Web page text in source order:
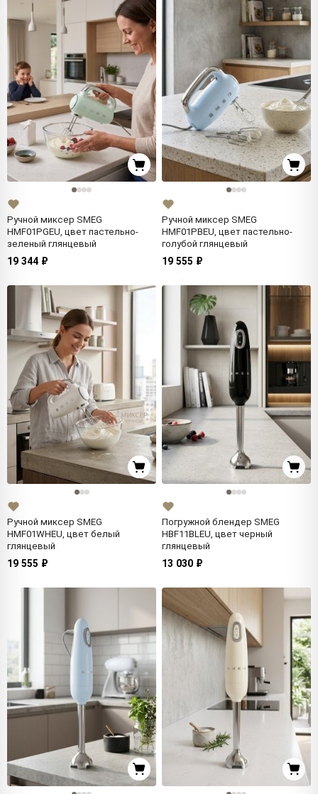
Ручной миксер SMEG
HMF01PGEU, цвет пастельно-
зеленый глянцевый
19 344 ₽
Ручной миксер SMEG
HMF01PBEU, цвет пастельно-
голубой глянцевый
19 555 ₽
Ручной миксер SMEG
HMF01WHEU, цвет белый
глянцевый
19 555 ₽
Погружной блендер SMEG
HBF11BLEU, цвет черный
глянцевый
13 030 ₽